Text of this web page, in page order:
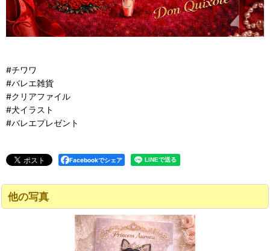
#チワワ
#バレエ雑貨
#クリアファイル
#犬イラスト
#バレエプレゼント
Facebookでシェア
他の写真